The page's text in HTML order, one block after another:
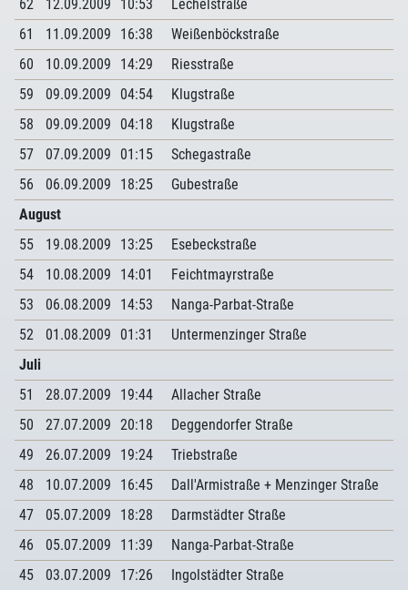
62
12.09.2009 10:53
Lechelstraße
61
11.09.2009 16:38
Weißenböckstraße
60
10.09.2009 14:29
Riesstraße
59
09.09.2009 04:54
Klugstraße
58
09.09.2009 04:18
Klugstraße
57
07.09.2009 01:15
Schegastraße
56
06.09.2009 18:25
Gubestraße
August
55
19.08.2009 13:25
Esebeckstraße
54
10.08.2009 14:01
Feichtmayrstraße
53
06.08.2009 14:53
Nanga-Parbat-Straße
52
01.08.2009 01:31
Untermenzinger Straße
Juli
51
28.07.2009 19:44
Allacher Straße
50
27.07.2009 20:18
Deggendorfer Straße
49
26.07.2009 19:24
Triebstraße
48
10.07.2009 16:45
Dall'Armistraße + Menzinger Straße
47
05.07.2009 18:28
Darmstädter Straße
46
05.07.2009 11:39
Nanga-Parbat-Straße
45
03.07.2009 17:26 Ingolstädter Straße